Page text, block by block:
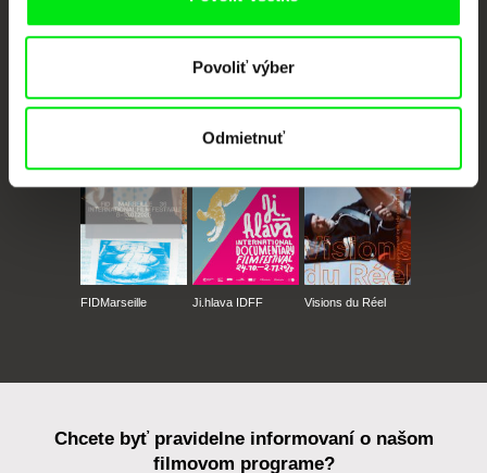
Povoliť výber
Odmietnuť
CPH:DOX Doclisboa
Millennium Docs
Against Gravity
DOK Leipzig
FIDMarseille Ji.hlava IDFF Visions du Réel
Chcete byť pravidelne informovaní o našom
filmovom programe?